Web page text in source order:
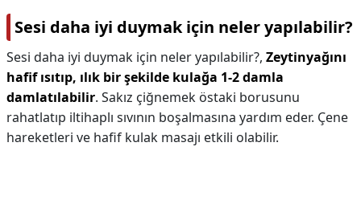
Sesi daha iyi duymak için neler yapılabilir?
Sesi daha iyi duymak için neler yapılabilir?, Zeytinyağını
hafif ısıtıp, ılık bir şekilde kulağa 1-2 damla
damlatılabilir. Sakız çiğnemek östaki borusunu
rahatlatıp iltihaplı sıvının boşalmasına yardım eder. Çene
hareketleri ve hafif kulak masajı etkili olabilir.